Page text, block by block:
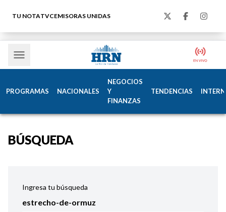
TU NOTATVCEMISORAS UNIDAS
PROGRAMAS NACIONALES
NEGOCIOS
Y
FINANZAS
TENDENCIAS
BÚSQUEDA
Ingresa tu búsqueda